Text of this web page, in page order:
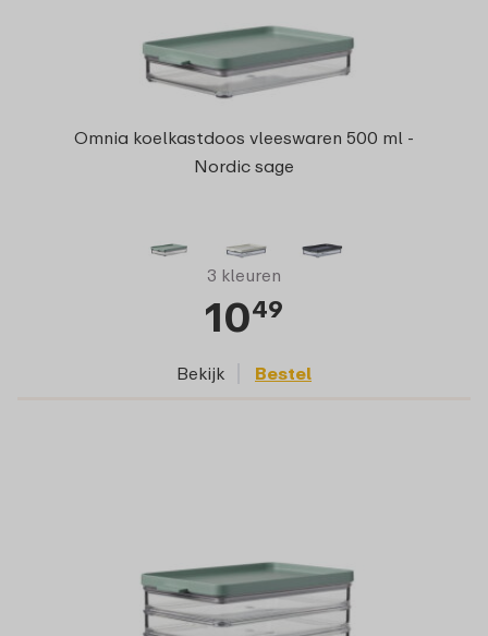
Omnia koelkastdoos vleeswaren 500 ml -
Nordic sage
3 kleuren
1049
Bekijk Bestel